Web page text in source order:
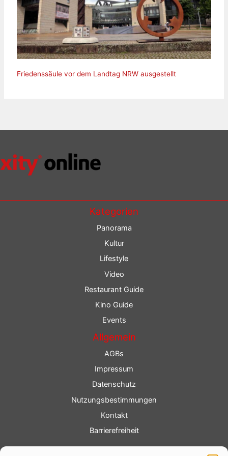
Friedenssäule vor dem Landtag NRW ausgestellt
Kategorien
Panorama
Kultur
Lifestyle
Video
Restaurant Guide
Kino Guide
Events
Allgemein
AGBs
Impressum
Datenschutz
Nutzungsbestimmungen
Kontakt
Barrierefreiheit